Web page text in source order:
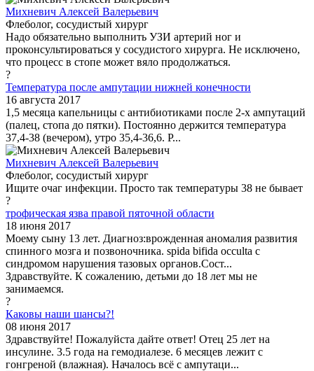
Михневич Алексей Валерьевич
Флеболог, сосудистый хирург
Надо обязательно выполнить УЗИ артерий ног и
проконсультироваться у сосудистого хирурга. Не исключено,
что процесс в стопе может вяло продолжаться.
?
Температура после ампутации нижней конечности
16 августа 2017
1,5 месяца капельницы с антибиотиками после 2-х ампутаций
(палец, стопа до пятки). Постоянно держится температура
37,4-38 (вечером), утро 35,4-36,6. Р...
Михневич Алексей Валерьевич
Флеболог, сосудистый хирург
Ищите очаг инфекции. Просто так температуры 38 не бывает
?
трофическая язва правой пяточной области
18 июня 2017
Моему сыну 13 лет. Диагноз:врожденная аномалия развития
спинного мозга и позвоночника. spida bifida occulta с
синдромом нарушения тазовых органов.Сост...
Здравствуйте. К сожалению, детьми до 18 лет мы не
занимаемся.
?
Каковы наши шансы?!
08 июня 2017
Здравствуйте! Пожалуйста дайте ответ! Отец 25 лет на
инсулине. 3.5 года на гемодиалезе. 6 месяцев лежит с
гонгреной (влажная). Началось всё с ампутаци...